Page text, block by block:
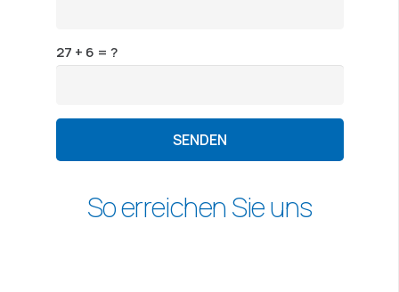
27 + 6 = ?
SENDEN
So erreichen Sie uns